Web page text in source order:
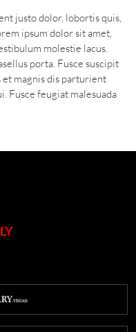
justo dolor, lobortis quis,
ipsum dolor sit amet,
molestie lacus.
porta. Fusce suscipit
et magnis dis parturient
Fusce feugiat malesuada